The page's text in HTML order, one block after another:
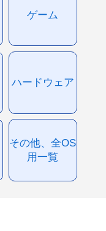
ゲーム
ハードウェア
その他、全OS
用一覧